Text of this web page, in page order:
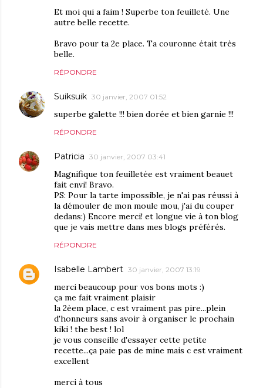
Et moi qui a faim ! Superbe ton feuilleté. Une
autre belle recette.
Bravo pour ta 2e place. Ta couronne était très
belle.
RÉPONDRE
Suiksuik 30 janvier, 2007 01:52
superbe galette !!! bien dorée et bien garnie !!!
RÉPONDRE
Patricia 30 janvier, 2007 03:41
Magnifique ton feuilletée est vraiment beauet
fait envi! Bravo.
PS: Pour la tarte impossible, je n'ai pas réussi à
la démouler de mon moule mou, j'ai du couper
dedans:) Encore merci! et longue vie à ton blog
que je vais mettre dans mes blogs préférés.
RÉPONDRE
Isabelle Lambert 30 janvier, 2007 13:19
merci beaucoup pour vos bons mots :)
ça me fait vraiment plaisir
la 2èem place, c est vraiment pas pire...plein
d'honneurs sans avoir à organiser le prochain
kiki ! the best ! lol
je vous conseille d'essayer cette petite
recette...ça paie pas de mine mais c est vraiment
excellent
merci à tous